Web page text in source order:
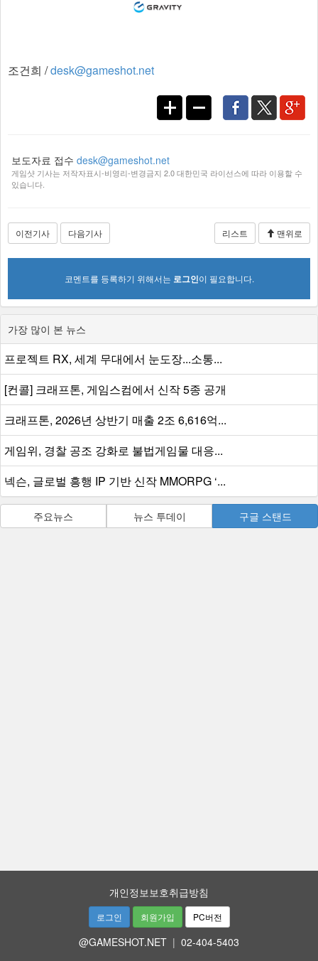
조건희 /desk@gameshot.net
보도자료 접수 desk@gameshot.net
게임샷 기사는 저작자표시-비영리-변경금지 2.0 대한민국 라이선스에 따라 이용할 수
있습니다.
이전기사 다음기사 리스트 맨위로
코멘트를 등록하기 위해서는 로그인이 필요합니다.
가장 많이 본 뉴스
프로젝트 RX, 세계 무대에서 눈도장...소통...
[컨콜] 크래프톤, 게임스컴에서 신작 5종 공개
크래프톤, 2026년 상반기 매출 2조 6,616억...
게임위, 경찰 공조 강화로 불법게임물 대응...
넥슨, 글로벌 흥행 IP 기반 신작 MMORPG ‘...
주요뉴스 뉴스 투데이 구글 스탠드
개인정보보호취급방침
로그인 회원가입 PC버전
@GAMESHOT.NET | 02-404-5403